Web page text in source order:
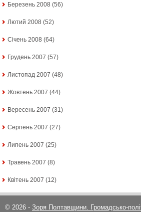
Березень 2008 (56)
Лютий 2008 (52)
Січень 2008 (64)
Грудень 2007 (57)
Листопад 2007 (48)
Жовтень 2007 (44)
Вересень 2007 (31)
Серпень 2007 (27)
Липень 2007 (25)
Травень 2007 (8)
Квітень 2007 (12)
© 2026 - Зоря Полтавщини. Громадсько-